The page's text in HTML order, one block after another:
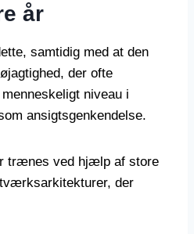
år
samtidig med at den
der ofte
niveau i
ansigtsgenkendelse.
trænes ved hjælp af store
der